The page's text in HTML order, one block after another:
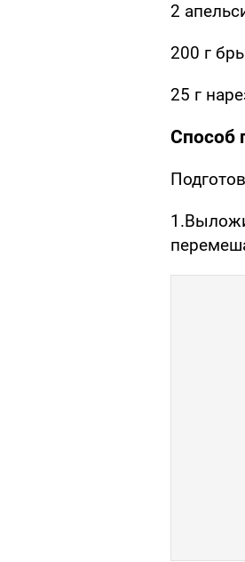
2
200 г
25 г
Способ